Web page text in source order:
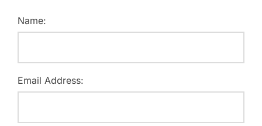
Name:
Email Address: